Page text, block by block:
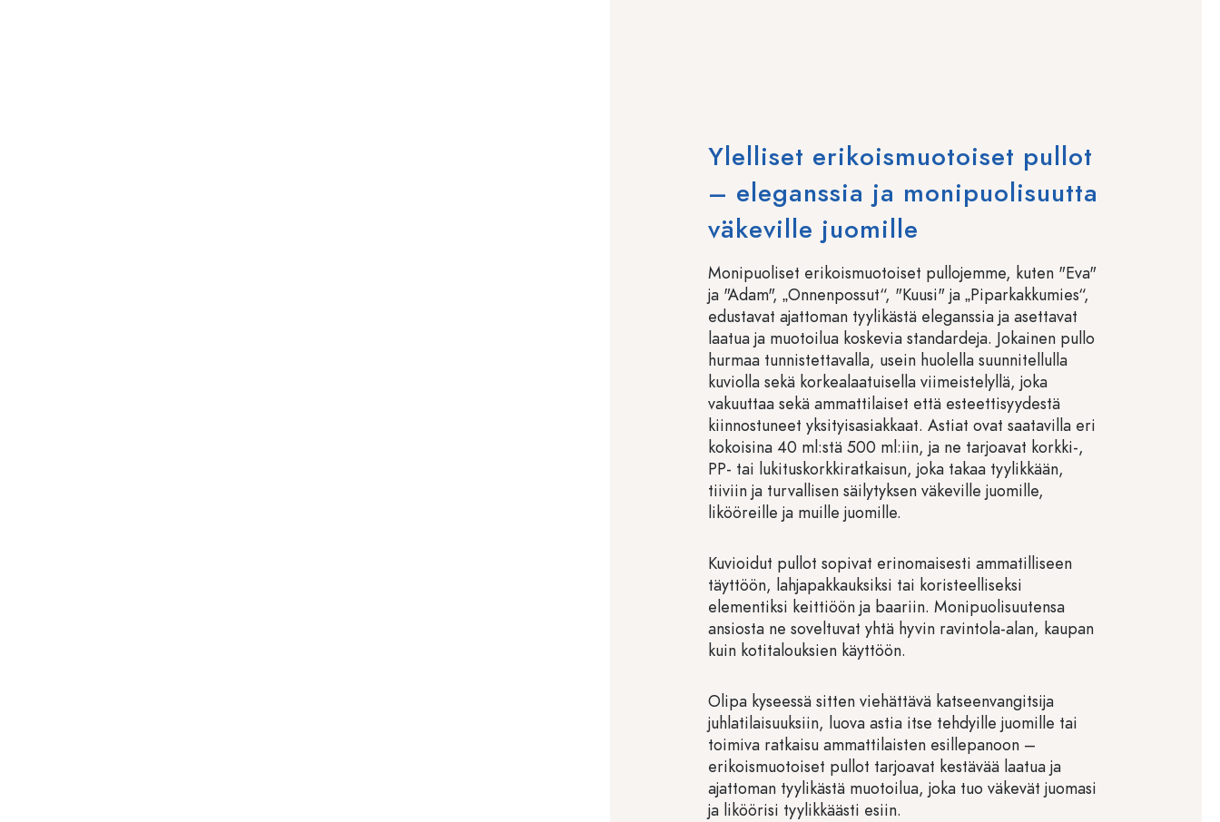
Ylelliset erikoismuotoiset pullot
– eleganssia ja monipuolisuutta
väkeville juomille
Monipuoliset erikoismuotoiset pullojemme, kuten "Eva"
ja "Adam", „Onnenpossut“, "Kuusi" ja „Piparkakkumies“,
edustavat ajattoman tyylikästä eleganssia ja asettavat
laatua ja muotoilua koskevia standardeja. Jokainen pullo
hurmaa tunnistettavalla, usein huolella suunnitellulla
kuviolla sekä korkealaatuisella viimeistelyllä, joka
vakuuttaa sekä ammattilaiset että esteettisyydestä
kiinnostuneet yksityisasiakkaat. Astiat ovat saatavilla eri
kokoisina 40 ml:stä 500 ml:iin, ja ne tarjoavat korkki-,
PP- tai lukituskorkkiratkaisun, joka takaa tyylikkään,
tiiviin ja turvallisen säilytyksen väkeville juomille,
likööreille ja muille juomille.
Kuvioidut pullot sopivat erinomaisesti ammatilliseen
täyttöön, lahjapakkauksiksi tai koristeelliseksi
elementiksi keittiöön ja baariin. Monipuolisuutensa
ansiosta ne soveltuvat yhtä hyvin ravintola-alan, kaupan
kuin kotitalouksien käyttöön.
Olipa kyseessä sitten viehättävä katseenvangitsija
juhlatilaisuuksiin, luova astia itse tehdyille juomille tai
toimiva ratkaisu ammattilaisten esillepanoon –
erikoismuotoiset pullot tarjoavat kestävää laatua ja
ajattoman tyylikästä muotoilua, joka tuo väkevät juomasi
ja liköörisi tyylikkäästi esiin.